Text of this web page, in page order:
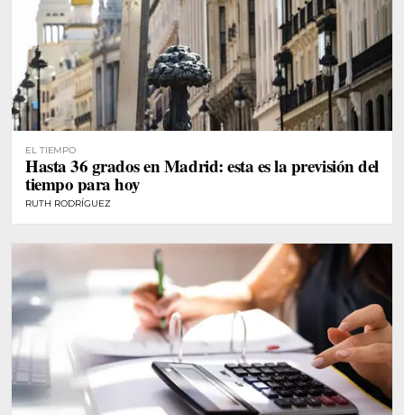
EL TIEMPO
Hasta 36 grados en Madrid: esta es la previsión del
tiempo para hoy
RUTH RODRÍGUEZ